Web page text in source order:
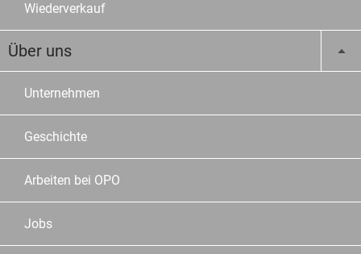
Wiederverkauf
Über uns
Unternehmen
Geschichte
Arbeiten bei OPO
Jobs